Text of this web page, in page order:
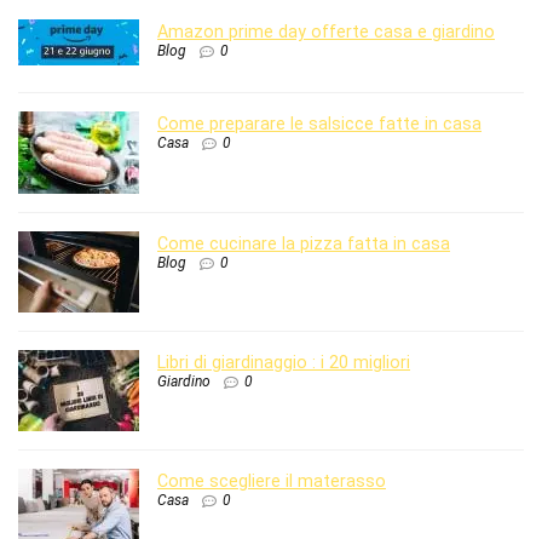
Amazon prime day offerte casa e giardino
Blog 0
Come preparare le salsicce fatte in casa
Casa 0
Come cucinare la pizza fatta in casa
Blog 0
Libri di giardinaggio : i 20 migliori
Giardino 0
Come scegliere il materasso
Casa 0